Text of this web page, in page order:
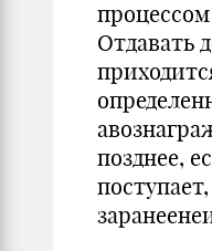
Отдавать
позднее,